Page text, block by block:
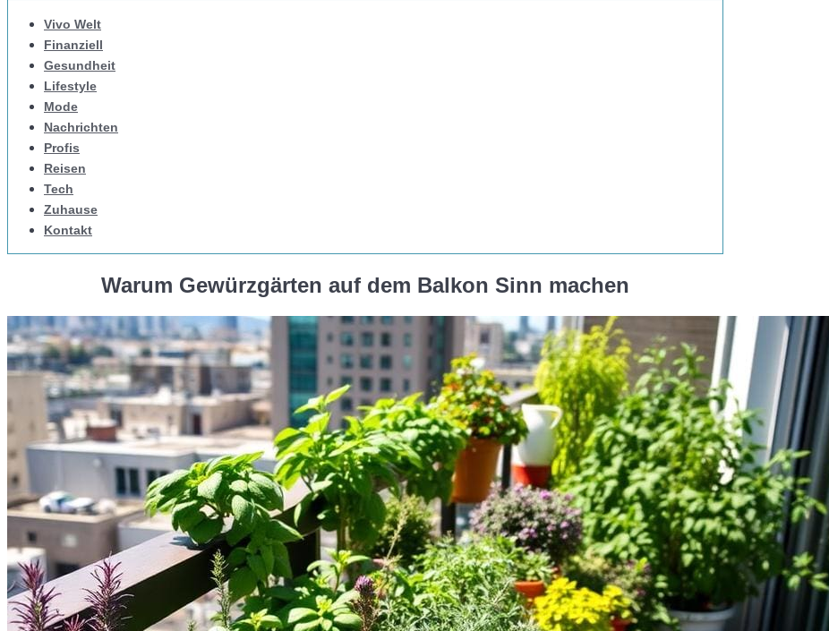
Vivo Welt
Finanziell
Gesundheit
Lifestyle
Mode
Nachrichten
Profis
Reisen
Tech
Zuhause
Kontakt
Warum Gewürzgärten auf dem Balkon Sinn machen